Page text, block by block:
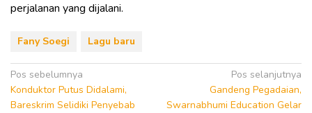
perjalanan yang dijalani.
Fany Soegi Lagu baru
Navigasi
pos
Pos sebelumnya
Konduktor Putus Didalami,
Bareskrim Selidiki Penyebab
Pos selanjutnya
Gandeng Pegadaian,
Swarnabhumi Education Gelar